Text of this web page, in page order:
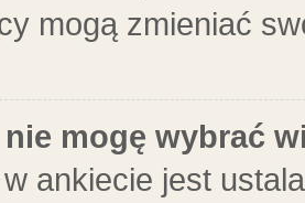
mogą zmieniać
nie mogę wybrać
ankiecie jest